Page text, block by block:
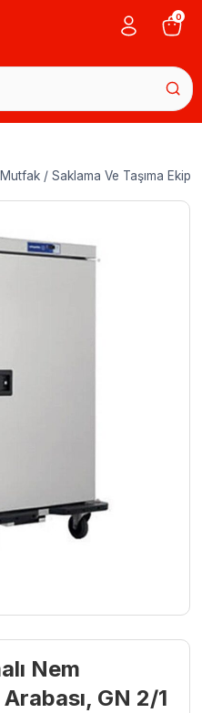
0
/ Saklama Ve Taşıma
Nem
GN 2/1